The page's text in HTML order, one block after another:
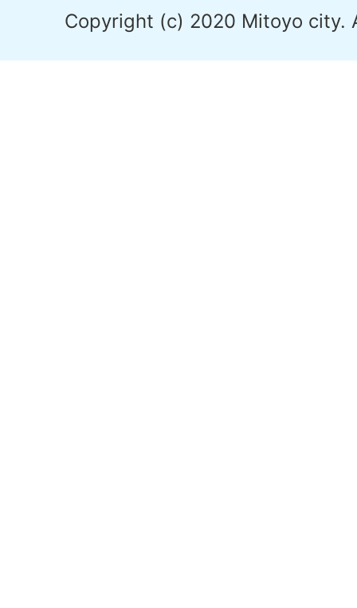
Copyright (c) 2020 Mitoyo city.